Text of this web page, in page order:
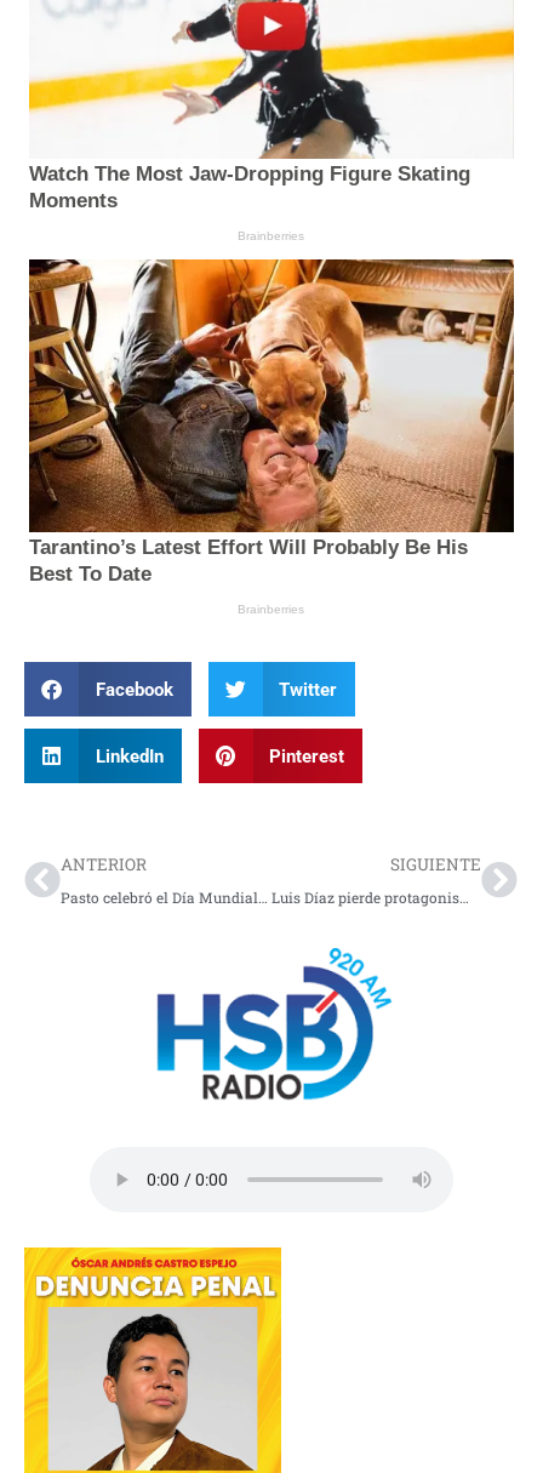
Facebook Twitter
LinkedIn Pinterest
ANTERIOR
Pasto celebró el Día Mundial de la Bicicleta
SIGUIENTE
Luis Díaz pierde protagonismo en el radar del Barcelona: el club apuesta por Nico Williams como nuevo extremo